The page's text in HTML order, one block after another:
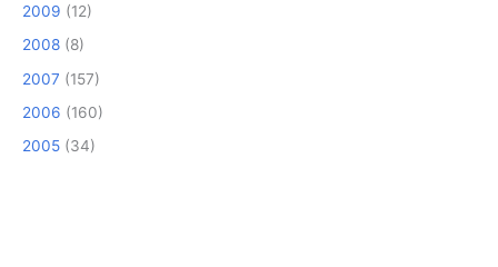
2009 (12)
2008 (8)
2007 (157)
2006 (160)
2005 (34)